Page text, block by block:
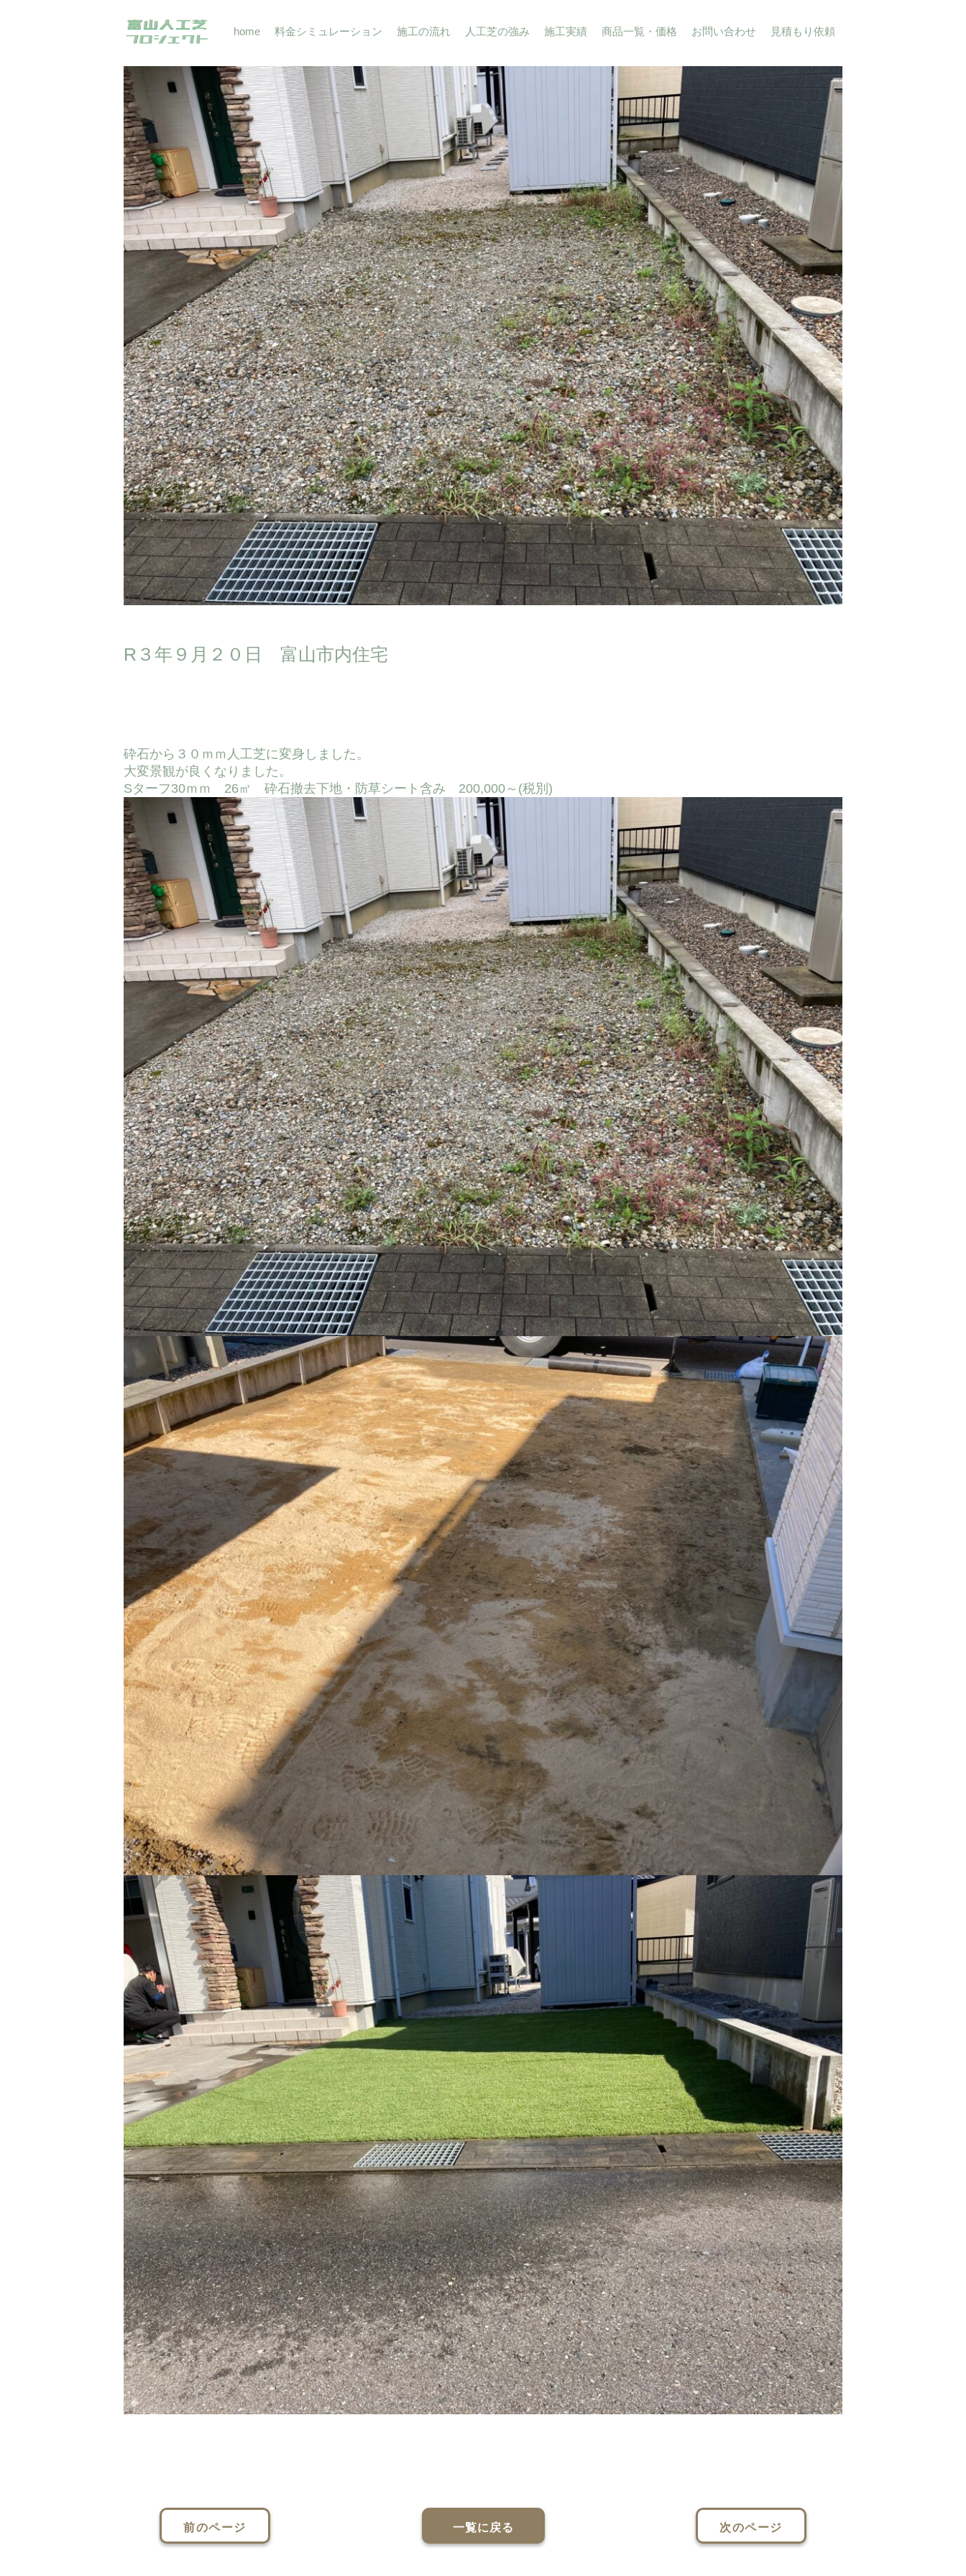
home 料金シミュレーション 施工の流れ 人工芝の強み 施工実績 商品一覧・価格 お問い合わせ 見積もり依頼
R３年９月２０日 富山市内住宅
砕石から３０ｍｍ人工芝に変身しました。
大変景観が良くなりました。
Sターフ30ｍｍ 26㎡ 砕石撤去下地・防草シート含み 200,000～(税別)
前のページ 一覧に戻る 次のページ